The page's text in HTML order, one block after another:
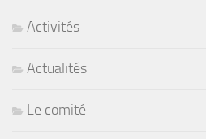
Activités
Actualités
Le comité